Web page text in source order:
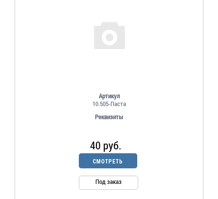
Артикул
10.505-Паста
Реквизиты
40 руб.
СМОТРЕТЬ
Под заказ